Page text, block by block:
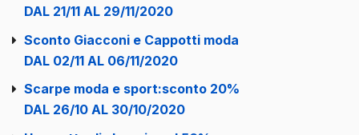
DAL 21/11 AL 29/11/2020
Sconto Giacconi e Cappotti moda
DAL 02/11 AL 06/11/2020
Scarpe moda e sport:sconto 20%
DAL 26/10 AL 30/10/2020